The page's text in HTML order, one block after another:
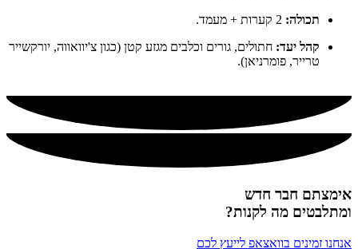
תכולה:
קהל יעד: חתולים, גורים וכלבים מגזע קטן (כגון צ'יוואווה, יורקשייר
טרייר, פומרניאן).
אימצתם חבר חדש
ומתלבטים מה לקנות?
אנחנו זמינים בוואצאפ לייעץ לכם